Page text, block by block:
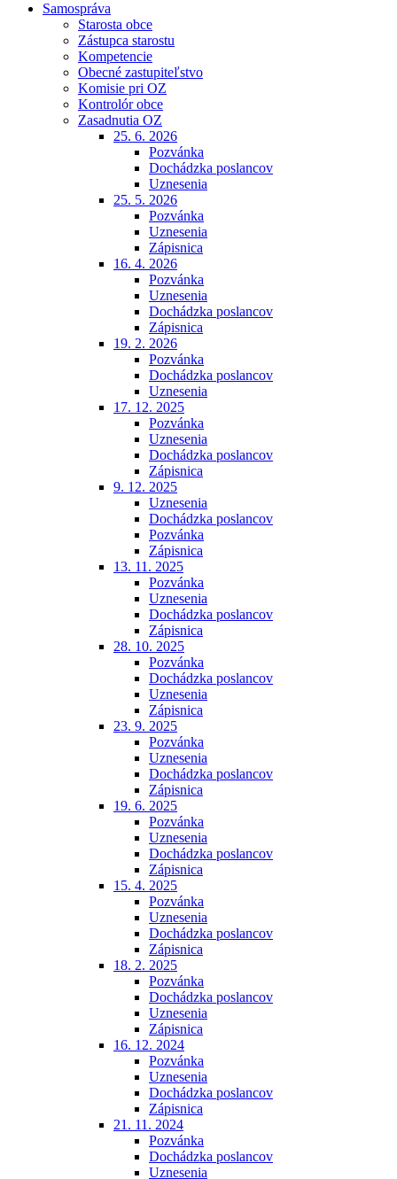
Samospráva
Starosta obce
Zástupca starostu
Kompetencie
Obecné zastupiteľstvo
Komisie pri OZ
Kontrolór obce
Zasadnutia OZ
25. 6. 2026
Pozvánka
Dochádzka poslancov
Uznesenia
25. 5. 2026
Pozvánka
Uznesenia
Zápisnica
16. 4. 2026
Pozvánka
Uznesenia
Dochádzka poslancov
Zápisnica
19. 2. 2026
Pozvánka
Dochádzka poslancov
Uznesenia
17. 12. 2025
Pozvánka
Uznesenia
Dochádzka poslancov
Zápisnica
9. 12. 2025
Uznesenia
Dochádzka poslancov
Pozvánka
Zápisnica
13. 11. 2025
Pozvánka
Uznesenia
Dochádzka poslancov
Zápisnica
28. 10. 2025
Pozvánka
Dochádzka poslancov
Uznesenia
Zápisnica
23. 9. 2025
Pozvánka
Uznesenia
Dochádzka poslancov
Zápisnica
19. 6. 2025
Pozvánka
Uznesenia
Dochádzka poslancov
Zápisnica
15. 4. 2025
Pozvánka
Uznesenia
Dochádzka poslancov
Zápisnica
18. 2. 2025
Pozvánka
Dochádzka poslancov
Uznesenia
Zápisnica
16. 12. 2024
Pozvánka
Uznesenia
Dochádzka poslancov
Zápisnica
21. 11. 2024
Pozvánka
Dochádzka poslancov
Uznesenia